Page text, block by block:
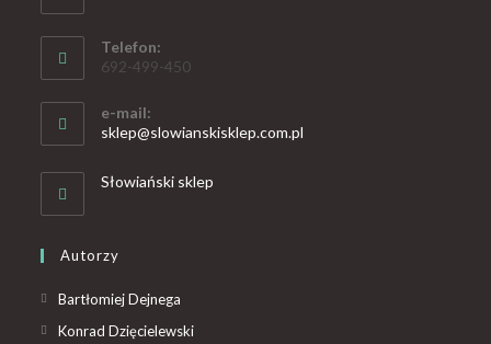
Telefon:
692-499-450
e-mail:
sklep@slowianskisklep.com.pl
Słowiański sklep
Autorzy
Bartłomiej Dejnega
Konrad Dzięcielewski